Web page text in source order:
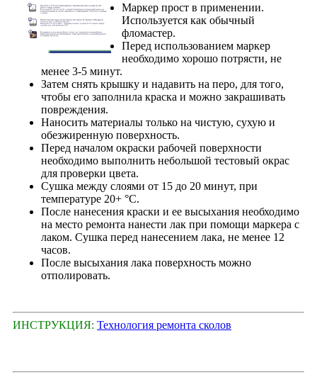
Маркер прост в применении.
Используется как обычный
фломастер.
Перед использованием маркер
необходимо хорошо потрясти, не
менее 3-5 минут.
Затем снять крышку и надавить на перо, для того,
чтобы его заполнила краска и можно закрашивать
повреждения.
Наносить материалы только на чистую, сухую и
обезжиренную поверхность.
Перед началом окраски рабочей поверхности
необходимо выполнить небольшой тестовый окрас
для проверки цвета.
Сушка между слоями от 15 до 20 минут, при
температуре 20+ °С.
После нанесения краски и ее высыхания необходимо
на место ремонта нанести лак при помощи маркера с
лаком. Сушка перед нанесением лака, не менее 12
часов.
После высыхания лака поверхность можно
отполировать.
ИНСТРУКЦИЯ: Технология ремонта сколов